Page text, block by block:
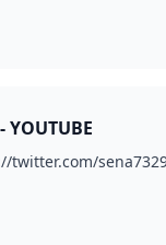
YOUTUBE
twitter.com/